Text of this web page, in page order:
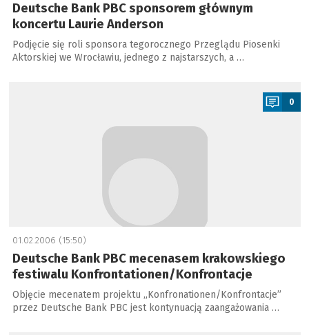
Deutsche Bank PBC sponsorem głównym
koncertu Laurie Anderson
Podjęcie się roli sponsora tegorocznego Przeglądu Piosenki
Aktorskiej we Wrocławiu, jednego z najstarszych, a …
0
01.02.2006 (15:50)
Deutsche Bank PBC mecenasem krakowskiego
festiwalu Konfrontationen/Konfrontacje
Objęcie mecenatem projektu „Konfronationen/Konfrontacje”
przez Deutsche Bank PBC jest kontynuacją zaangażowania …